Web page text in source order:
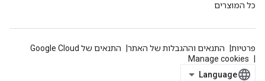
כל המוצרים
פרטיות התנאים וההגבלות של האתר
התנאים של Google Cloud
Manage cookies